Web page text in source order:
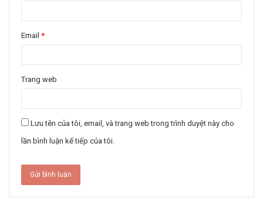
Email *
Trang web
Lưu tên của tôi, email, và trang web trong trình duyệt này cho
lần bình luận kế tiếp của tôi.